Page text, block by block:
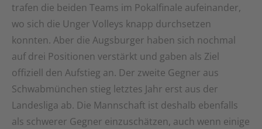
trafen die beiden Teams im Pokalfinale aufeinander,
wo sich die Unger Volleys knapp durchsetzen
konnten. Aber die Augsburger haben sich nochmal
auf drei Positionen verstärkt und gaben als Ziel
offiziell den Aufstieg an. Der zweite Gegner aus
Schwabmünchen stieg letztes Jahr erst aus der
Landesliga ab. Die Mannschaft ist deshalb ebenfalls
als schwerer Gegner einzuschätzen, auch wenn einige